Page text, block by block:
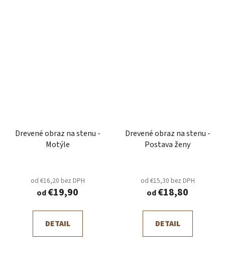
Drevené obraz na stenu -
Motýle
od €16,20 bez DPH
od€19,90
DETAIL
Drevené obraz na stenu -
Postava ženy
od €15,30 bez DPH
od€18,80
DETAIL